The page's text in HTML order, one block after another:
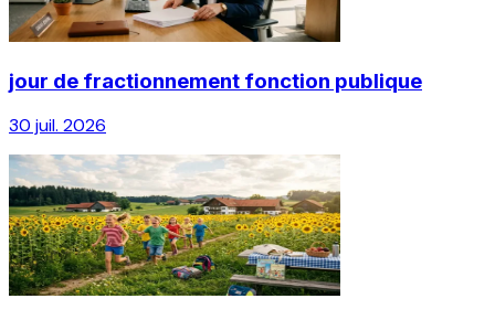
jour de fractionnement fonction publique
30 juil. 2026